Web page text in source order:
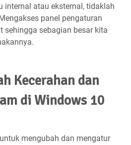
internal atau eksternal, tidaklah
panel pengaturan
sehingga sebagian besar kita
Kecerahan dan
di Windows 10
mengubah dan mengatur